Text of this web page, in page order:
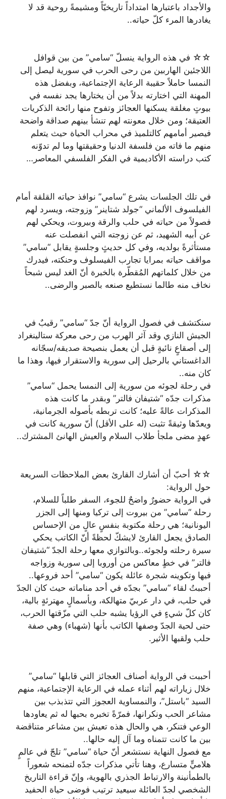
والأجداد باعتبارها امتداداً تاريخيّاً ومشيمةً روحية قد لا
يغادرها المرء كلّ حياته..
☆☆ في هذه الرواية ينسلّ “سامي” من بين قوافل
اللاجئين الهاربين من رحى الحرب في سورية ليصل إلى
النمسا حاملاً حقيبة الرعاية الإجتماعية، وبفضل هذه
المهنة التي اختارته بدلاً من أن يختارها يجد نفسه في
بيوتٍ مغلقة يسكنها العجائز وتفوح منها رائحة الذكريات
العتيقة؛ ومن خلال معونته لهم تنشأ بينهم صداقة واضحة
فيصير أمامهم كالتلميذ في محراب الحياة حيث يتعلم
منهم ما فاته من فلسفة الدنيا وحقيقتها وما لم تدوّنه
كتب دراسته الأكاديمية في الفكر الفلسفي المعاصر…
في تلك الجلسات يشرع “سامي” نوافذ حياته القلقة أمام
الفيلسوف الألماني “جولد شتاينر” وزوجته، ويسرد لهم
فصولاً من حياته في حلب والرقة وبيروت، ويحكي لهم
عن أبيه الشهيد، ثم عن زوجته التي انفصلت عنه
مستأثرةً بولديه، وفي كل حديثٍ وجلسةٍ يقابل “سامي”
مواقف حياته بمرايا تجارب الفيسلوف وحنكته، فيدرك
من خلال كلماتهم المُقطّرة بالخبرة أنّ الغد ليس شبحاً
نخاف منه طالما نستطيع صنعه بالصبر والرضى..
سنكتشف في فصول الرواية أنّ جدّ “سامي” رقيبٌ في
الجيش النازي وقد آثر الهرب من رحى معركة ستالينغراد
إلى أصقاعٍ نائيةٍ قبل أن يعمل بنصيحة صديقه/سجّانه
الداغستاني بالرحيل إلى سورية والاستقرار فيها، وهذا ما
كان منه..
في رحلة لجوئه من سورية إلى النمسا يحمل “سامي”
مذكرات جدّه “شتيفان فالتر” وبقدر ما كانت هذه
المذكرات عالةً عليه؛ كانت تربطه بأصوله الجرمانية،
ويعدّها وثيقةً تثبت (له على الأقل) أنّ سورية كانت في
عهدٍ مضى ملجأ طلاب السلام والعيش الهانئ المشترك..
☆☆ أحبّ أن أشارك القارئ بعض الملاحظات السريعة
حول الرواية:
في الرواية حضورٌ واضحٌ للجوء، السفر طلباً للسلام،
رحلة “سامي” من بيروت إلى تركيا ومنها إلى الجزر
اليونانية؛ هي رحلة مكتوبة بنفسٍ عالٍ من الإحساس
الصادق يجعل القارئ لايشكّ لحظةً أنّ الكاتب يحكي
سيرة رحلته ولجوئه..وبالتوازي معها رحلة الجدّ “شتيفان
فالتر” في خطٍ معاكس من أوروبا إلى سورية وزواجه
فيها وتكوينه شجرة عائلة يكون “سامي” أحد فروعها..
أحببتُ لقاء “سامي” بجدّه في أحد مناماته حيث كان الجدّ
في حلب، في دار عربيّ متهالكة، وبأسمالٍ مهترئةٍ بالية،
كان كلّ شيءٍ في الرؤيا يشبه حلب التي مزّقتها الحرب،
حتى لحية الجدّ وصفها الكاتب بأنها (شهباء) وهي صفة
حلب ولقبها الأثير.
أحببت في الرواية أصناف العجائز التي قابلها “سامي”
خلال زياراته لهم أثناء عمله في الرعاية الإجتماعية، منهم
السيد “باستل”، والنمساوية العجوز التي تتذبذب بين
مشاعر الحب ونكرانها، فمرّةً تخبره بحبها له ثم يعاودها
الوعي فتنكر، هي والحال هذه تعيش بين مشاعر متناقضة
بين ما كانت تتمناه وما آل إليه حالها..
مع فصول النهاية نستشعر أنّ حياة “سامي” تلجّ في عالمٍ
هلاميٍّ متسارع، وهنا تأتي مذكرات جدّه لتمنحه شعوراً
بالطمأنينة والارتباط الجذري بالهوية، وإنّ قراءة التاريخ
الشخصي لجدّ العائلة سيعيد ترتيب فوضى حياة الحفيد